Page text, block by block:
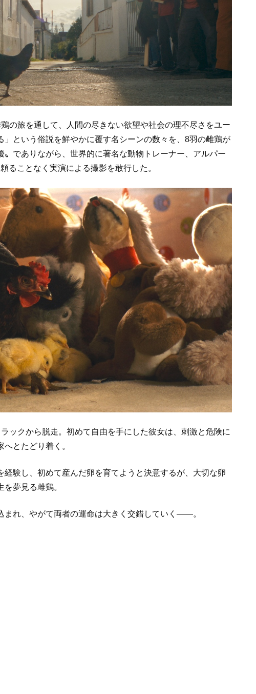
の旅を通して、人間の尽きない欲望や社会の理不尽さをユー
という俗説を鮮やかに覆す名シーンの数々を、8羽の雌鶏が
でありながら、世界的に著名な動物トレーナー、アルパー
ることなく実演による撮影を敢行した。
ックから脱走。初めて自由を手にした彼女は、刺激と危険に
とたどり着く。
験し、初めて産んだ卵を育てようと決意するが、大切な卵
夢見る雌鶏。
まれ、やがて両者の運命は大きく交錯していく——。